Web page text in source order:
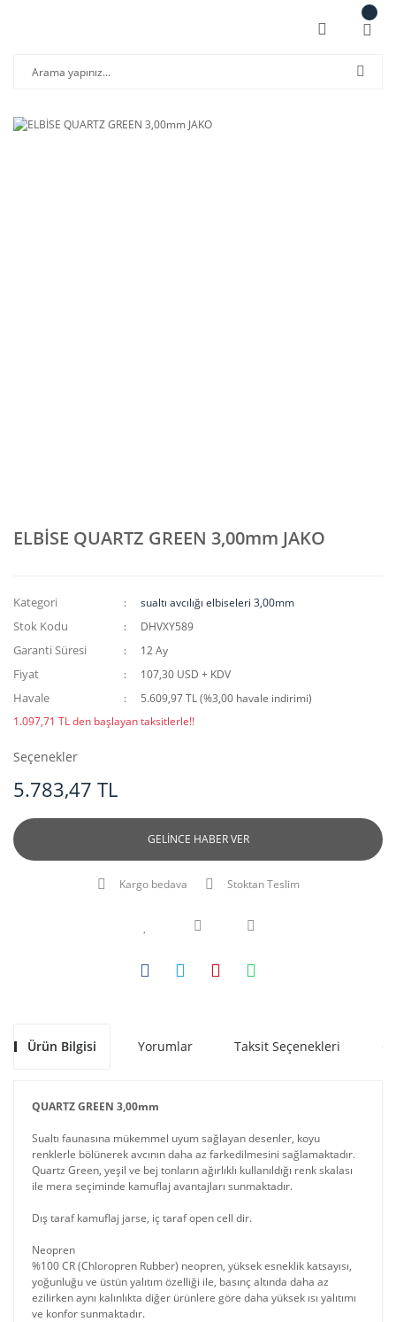
ELBİSE QUARTZ GREEN 3,00mm JAKO
Kategori sualtı avcılığı elbiseleri 3,00mm
Stok Kodu DHVXY589
Garanti Süresi 12 Ay
Fiyat 107,30 USD + KDV
Havale
5.609,97 TL (%3,00 havale indirimi)
1.097,71 TL den başlayan taksitlerle!!
Seçenekler
5.783,47 TL
GELİNCE HABER VER
Kargo bedava Stoktan Teslim
Ürün Bilgisi Yorumlar Taksit Seçenekleri
QUARTZ GREEN 3,00mm
Sualtı faunasına mükemmel uyum sağlayan desenler, koyu
renklerle bölünerek avcının daha az farkedilmesini sağlamaktadır.
Quartz Green, yeşil ve bej tonların ağırlıklı kullanıldığı renk skalası
ile mera seçiminde kamuflaj avantajları sunmaktadır.
Dış taraf kamuflaj jarse, iç taraf open cell dir.
Neopren
%100 CR (Chloropren Rubber) neopren, yüksek esneklik katsayısı,
yoğunluğu ve üstün yalıtım özelliği ile, basınç altında daha az
ezilirken aynı kalınlıkta diğer ürünlere göre daha yüksek ısı yalıtımı
ve konfor sunmaktadır.